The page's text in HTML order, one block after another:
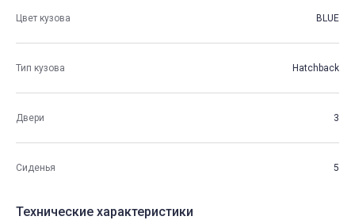
Цвет кузова BLUE
Тип кузова Hatchback
Двери 3
Сиденья 5
Технические характеристики